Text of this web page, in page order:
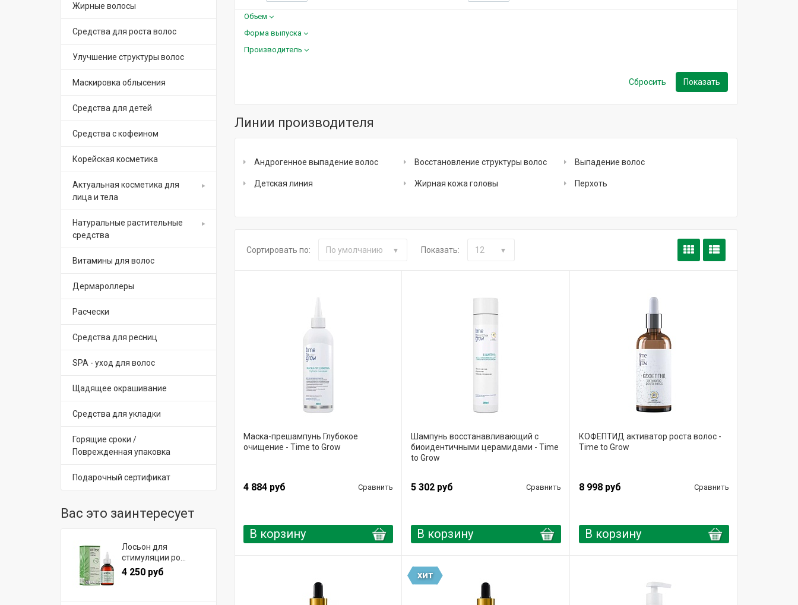
Объем
Форма выпуска
Производитель
Линии производителя
Андрогенное выпадение волос Восстановление структуры волос Выпадение волос
Детская линия Жирная кожа головы Перхоть
Сортировать по: По умолчанию Показать: 12
Маска-прешампунь Глубокое
очищение - Time to Grow
4 884 руб Сравнить
В корзину
Шампунь восстанавливающий с
биоидентичными церамидами - Time
to Grow
5 302 руб Сравнить
В корзину
КОФЕПТИД активатор роста волос -
Time to Grow
8 998 руб Сравнить
В корзину
ХИТ
Жирные волосы
Средства для роста волос
Улучшение структуры волос
Маскировка облысения
Средства для детей
Средства с кофеином
Корейская косметика
Актуальная косметика для
лица и тела
Натуральные растительные
средства
Витамины для волос
Дермароллеры
Расчески
Средства для ресниц
SPA - уход для волос
Щадящее окрашивание
Средства для укладки
Горящие сроки /
Поврежденная упаковка
Подарочный сертификат
Вас это заинтересует
Лосьон для
стимуляции ро...
4 250 руб